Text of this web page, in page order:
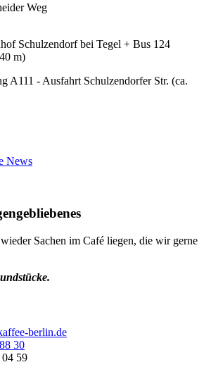
Weg
Schulzendorf bei Tegel + Bus 124
m)
A111 - Ausfahrt Schulzendorfer Str. (ca.
News
Sachen im Café liegen, die wir gerne
berlin.de
30
59